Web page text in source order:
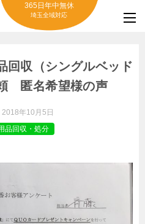
365日年中無休
埼玉全域対応
回収（シングルベッド
匿名希望様の声
2018年10月5日
品回収・処分